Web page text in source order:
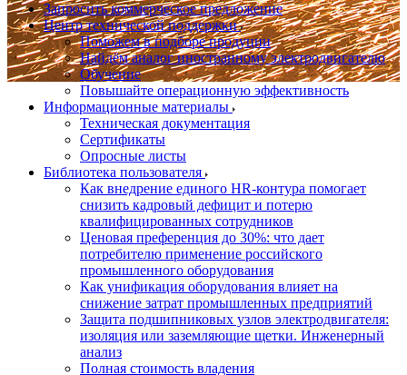
Запросить коммерческое предложение
Центр технической поддержки
Поможем в подборе продуции
Найдём аналог иностранному электродвигателю
Обучение
Повышайте операционную эффективность
Информационные материалы
Техническая документация
Сертификаты
Опросные листы
Библиотека пользователя
Как внедрение единого HR-контура помогает
снизить кадровый дефицит и потерю
квалифицированных сотрудников
Ценовая преференция до 30%: что дает
потребителю применение российского
промышленного оборудования
Как унификация оборудования влияет на
снижение затрат промышленных предприятий
Защита подшипниковых узлов электродвигателя:
изоляция или заземляющие щетки. Инженерный
анализ
Полная стоимость владения